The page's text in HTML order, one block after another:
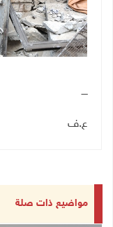
ــــ
ع.ف
مواضيع ذات صلة